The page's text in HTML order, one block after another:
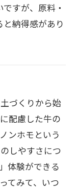
すが、原料・
納得感があり
づくりから始
配慮した牛の
ンホモという
しやすさにつ
体験ができる
てみて、いつ